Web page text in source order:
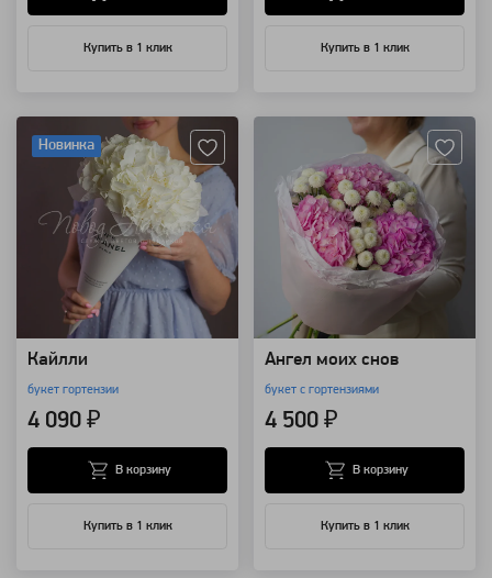
Купить в 1 клик Купить в 1 клик
Новинка
Кайлли
букет гортензии
4 090 ₽
Купить в 1 клик
В корзину
Ангел моих снов
букет с гортензиями
4 500 ₽
Купить в 1 клик
В корзину